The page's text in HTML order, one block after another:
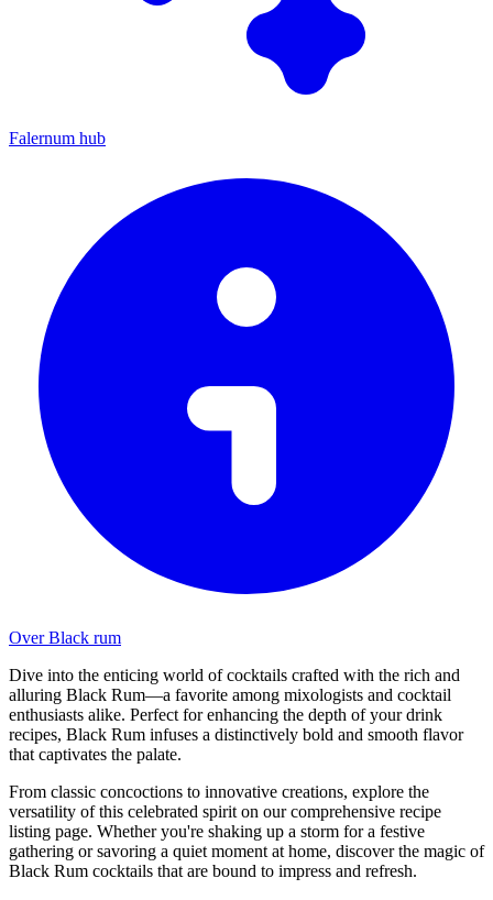
Falernum hub
Over Black rum
Dive into the enticing world of cocktails crafted with the rich and
alluring Black Rum—a favorite among mixologists and cocktail
enthusiasts alike. Perfect for enhancing the depth of your drink
recipes, Black Rum infuses a distinctively bold and smooth flavor
that captivates the palate.
From classic concoctions to innovative creations, explore the
versatility of this celebrated spirit on our comprehensive recipe
listing page. Whether you're shaking up a storm for a festive
gathering or savoring a quiet moment at home, discover the magic of
Black Rum cocktails that are bound to impress and refresh.